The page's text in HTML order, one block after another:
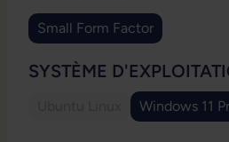
Small Form Factor
(Cette option n'est pas
SÉLECTIONNEZ
SYSTÈME
(Cette option n'est pas
Windows 11